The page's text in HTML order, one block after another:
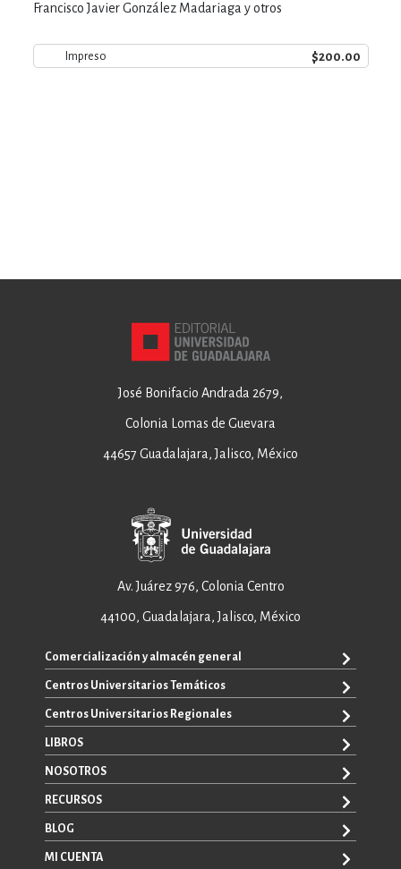
Francisco Javier González Madariaga y otros
Impreso $200.00
José Bonifacio Andrada 2679,
Colonia Lomas de Guevara
44657 Guadalajara, Jalisco, México
Av. Juárez 976, Colonia Centro
44100, Guadalajara, Jalisco, México
Comercialización y almacén general
ventas@editorial.udg.mx
WhatsApp: +52 33 1433 6869
Centros Universitarios Temáticos
CUAAD
CUCEA
CUCBA
CUCEI
CUCSH
Centros Universitarios Regionales
CUAAD
CUCBA
CUCOSTA
CUCHAPALA
CUCSH
LIBROS
TODOS LOS LIBROS
E-BOOKS
CATÁLOGOS
NOSOTROS
SOBRE NOSOTROS
CONTACTO
RECURSOS
PROMOCIONALES
CONVOCATORIAS
BLOG
LA VENTANA ROJA
MI CUENTA